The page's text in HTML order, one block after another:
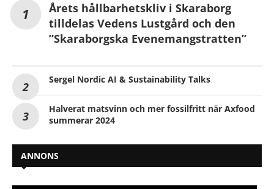
Årets hållbarhetskliv i Skaraborg
tilldelas Vedens Lustgård och den
”Skaraborgska Evenemangstratten”
Sergel Nordic AI & Sustainability Talks
Halverat matsvinn och mer fossilfritt när Axfood
summerar 2024
ANNONS